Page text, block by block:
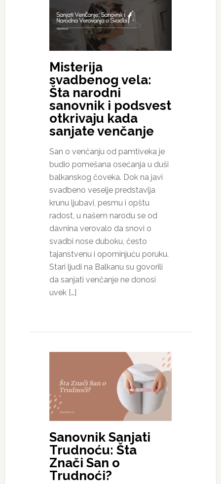
Misterija
svadbenog vela:
Šta narodni
sanovnik i podsvest
otkrivaju kada
sanjate venčanje
San o venčanju od pamtiveka je
budio pomešana osećanja u duši
balkanskog čoveka. Dok na javi
svadbeno veselje predstavlja
krunu ljubavi, pesmu i opštu
radost, u našem narodu se od
davnina verovalo da snovi o
svadbi nose duboku, često
tajanstvenu i opominjuću poruku.
Stari ljudi na Balkanu su govorili
da sanjati venčanje ne donosi
uvek […]
Sanovnik Sanjati
Trudnoću: Šta
Znači San o
Trudnoći?